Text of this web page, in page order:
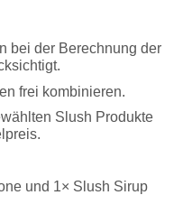
bei der Berechnung der
frei kombinieren.
Slush Produkte
und 1× Slush Sirup